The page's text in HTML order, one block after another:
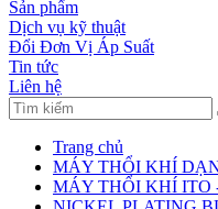
Sản phẩm
Dịch vụ kỹ thuật
Đổi Đơn Vị Áp Suất
Tin tức
Liên hệ
Trang chủ
MÁY THỔI KHÍ
MÁY THỔI KHÍ ITO